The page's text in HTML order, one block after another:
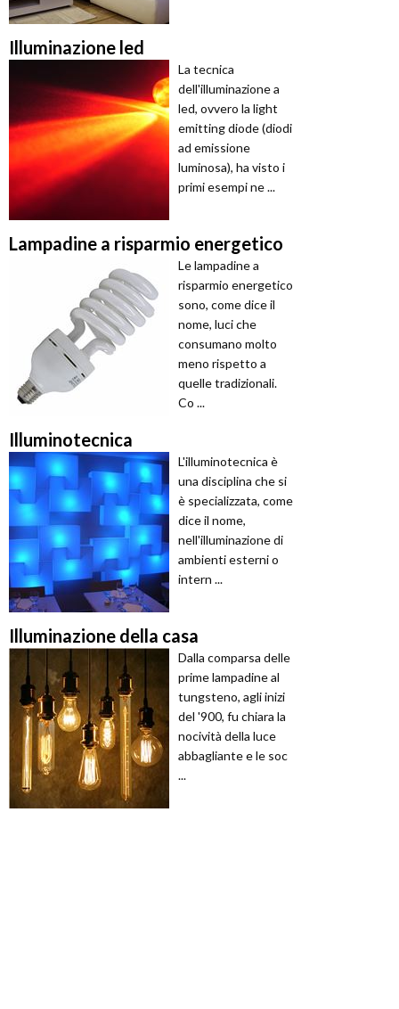
Illuminazione led
La tecnica
dell'illuminazione a
led, ovvero la light
emitting diode (diodi
ad emissione
luminosa), ha visto i
primi esempi ne ...
Lampadine a risparmio energetico
Le lampadine a
risparmio energetico
sono, come dice il
nome, luci che
consumano molto
meno rispetto a
quelle tradizionali.
Co ...
Illuminotecnica
L'illuminotecnica è
una disciplina che si
è specializzata, come
dice il nome,
nell'illuminazione di
ambienti esterni o
intern ...
Illuminazione della casa
Dalla comparsa delle
prime lampadine al
tungsteno, agli inizi
del '900, fu chiara la
nocività della luce
abbagliante e le soc
...